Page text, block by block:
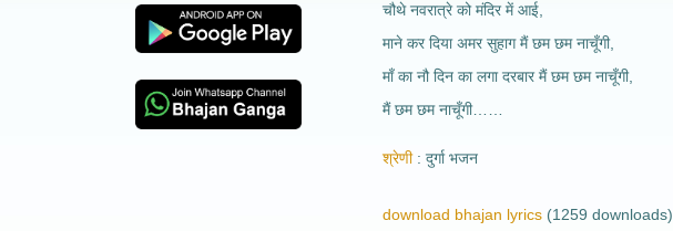
चौथे नवरात्रे को मंदिर में आई,
माने कर दिया अमर सुहाग मैं छम छम नाचूँगी,
माँ का नौ दिन का लगा दरबार मैं छम छम नाचूँगी,
मैं छम छम नाचूँगी……
श्रेणी दुर्गा भजन
download bhajan lyrics (1259 downloads)